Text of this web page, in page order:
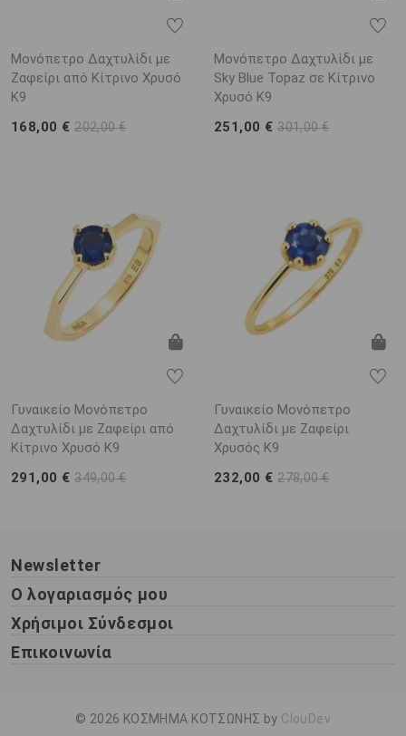
Μονόπετρο Δαχτυλίδι με
Ζαφείρι από Κίτρινο Χρυσό
K9
168,00 €202,00 €
Μονόπετρο Δαχτυλίδι με
Sky Blue Topaz σε Κίτρινο
Χρυσό K9
251,00 €301,00 €
Γυναικείο Μονόπετρο
Δαχτυλίδι με Ζαφείρι από
Κίτρινο Χρυσό Κ9
291,00 €349,00 €
Γυναικείο Μονόπετρο
Δαχτυλίδι με Ζαφείρι
Χρυσός Κ9
232,00 €278,00 €
Newsletter
Ο λογαριασμός μου
Χρήσιμοι Σύνδεσμοι
Επικοινωνία
© 2026 ΚΟΣΜΗΜΑ ΚΟΤΣΩΝΗΣ by ClouDev